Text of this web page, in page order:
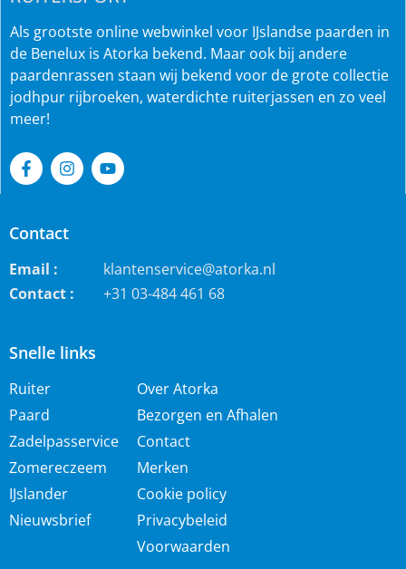
Snelle links
Ruiter
Paard
Zadelpasservice
Zomereczeem
IJslander
Nieuwsbrief
Over Atorka
Bezorgen en Afhalen
Contact
Merken
Cookie policy
Privacybeleid
Voorwaarden
Als grootste online webwinkel voor IJslandse paarden in
de Benelux is Atorka bekend. Maar ook bij andere
paardenrassen staan wij bekend voor de grote collectie
jodhpur rijbroeken, waterdichte ruiterjassen en zo veel
meer!
Contact
Email :
klantenservice@atorka.nl
Contact :
+31 03-484 461 68